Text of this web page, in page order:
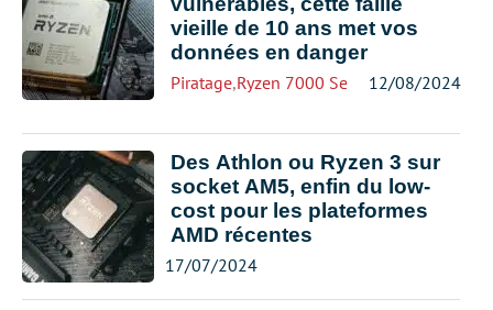
vieille de 10 ans met vos
données en danger
Piratage,Ryzen 7000 Series12/08/2024
Des Athlon ou Ryzen 3 sur
socket AM5, enfin du low-
cost pour les plateformes
AMD récentes
17/07/2024